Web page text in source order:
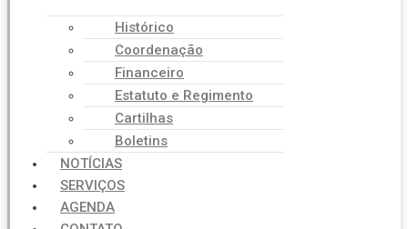
Histórico
Coordenação
Financeiro
Estatuto e Regimento
Cartilhas
Boletins
NOTÍCIAS
SERVIÇOS
AGENDA